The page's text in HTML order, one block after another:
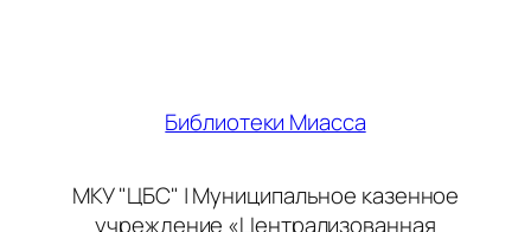
Библиотеки Миасса
МКУ "ЦБС" | Муниципальное казенное
учреждение «Централизованная